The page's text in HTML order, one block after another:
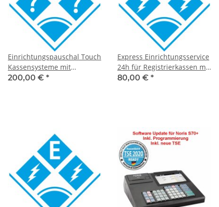
Einrichtungspauschal Touch
Kassensysteme mit
Grundprogrammierung
200,00 € *
Express Einrichtungsservice
24h für Registrierkassen mit
Expressversand
80,00 € *